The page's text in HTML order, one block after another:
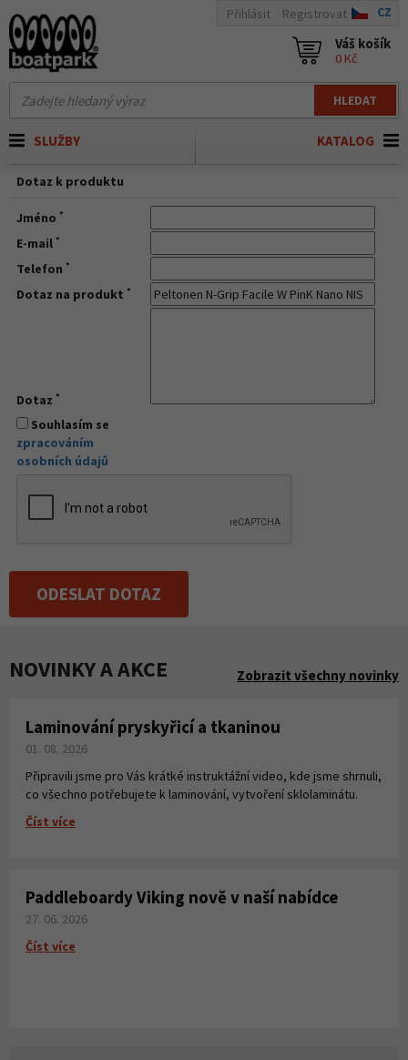
HLEDAT
Přihlásit Registrovat CZ
Váš košík
0 Kč
KATALOG
SLUŽBY
Dotaz k produktu
Jméno *
E-mail *
Telefon *
Dotaz na produkt *
Dotaz *
Souhlasím se
zpracováním
osobních údajů
ODESLAT DOTAZ
NOVINKY A AKCE Zobrazit všechny novinky
Laminování pryskyřicí a tkaninou
01. 08. 2026
Připravili jsme pro Vás krátké instruktážní video, kde jsme shrnuli,
co všechno potřebujete k laminování, vytvoření sklolaminátu.
Číst více
Paddleboardy Viking nově v naší nabídce
27. 06. 2026
Číst více